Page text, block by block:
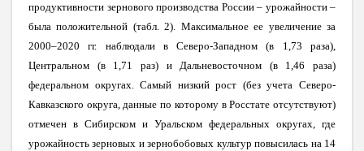
продуктивности зернового производства России – урожайности –
была положительной (табл. 2). Максимальное ее увеличение за
2000–2020 гг. наблюдали в Северо-Западном (в 1,73 раза),
Центральном (в 1,71 раз) и Дальневосточном (в 1,46 раза)
федеральном округах. Самый низкий рост (без учета Северо-
Кавказского округа, данные по которому в Росстате отсутствуют)
отмечен в Сибирском и Уральском федеральных округах, где
урожайность зерновых и зернобобовых культур повысилась на 14